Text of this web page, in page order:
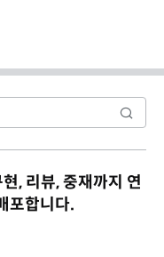
, 리뷰, 중재까지 연
포합니다.